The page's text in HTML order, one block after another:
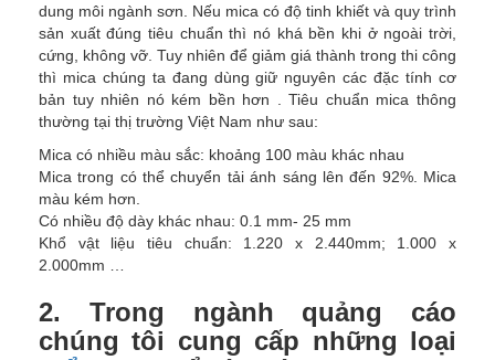
dung môi ngành sơn. Nếu mica có độ tinh khiết và quy trình
sản xuất đúng tiêu chuẩn thì nó khá bền khi ở ngoài trời,
cứng, không vỡ. Tuy nhiên để giảm giá thành trong thi công
thì mica chúng ta đang dùng giữ nguyên các đặc tính cơ
bản tuy nhiên nó kém bền hơn . Tiêu chuẩn mica thông
thường tại thị trường Việt Nam như sau:
Mica có nhiều màu sắc: khoảng 100 màu khác nhau
Mica trong có thể chuyển tải ánh sáng lên đến 92%. Mica
màu kém hơn.
Có nhiều độ dày khác nhau: 0.1 mm- 25 mm
Khổ vật liệu tiêu chuẩn: 1.220 x 2.440mm; 1.000 x
2.000mm …
2. Trong ngành quảng cáo
chúng tôi cung cấp những loại